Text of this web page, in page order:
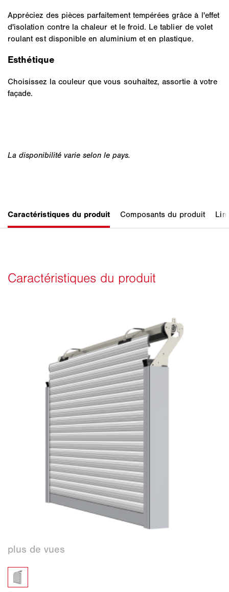
Appréciez des pièces parfaitement tempérées grâce à l'effet
d'isolation contre la chaleur et le froid. Le tablier de volet
roulant est disponible en aluminium et en plastique.
Esthétique
Choisissez la couleur que vous souhaitez, assortie à votre
façade.